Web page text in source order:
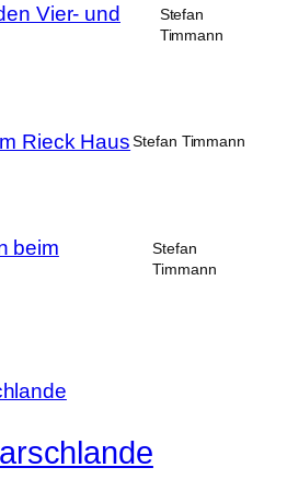
Vier- und
Stefan
Timmann
Rieck Haus Stefan Timmann
beim
Stefan
Timmann